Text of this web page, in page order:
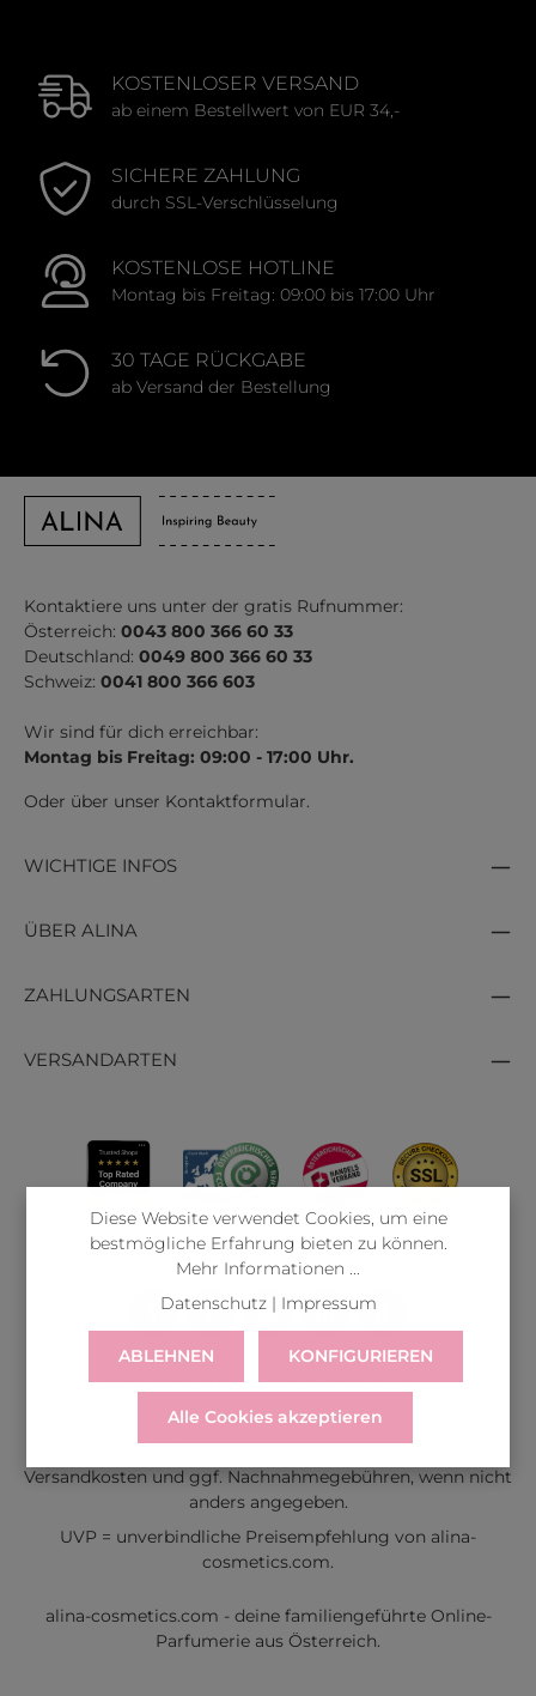
KOSTENLOSER VERSAND
ab einem Bestellwert von EUR 34,-
SICHERE ZAHLUNG
durch SSL-Verschlüsselung
KOSTENLOSE HOTLINE
Montag bis Freitag: 09:00 bis 17:00 Uhr
30 TAGE RÜCKGABE
ab Versand der Bestellung
Kontaktiere uns unter der gratis Rufnummer:
Österreich: 0043 800 366 60 33
Deutschland: 0049 800 366 60 33
Schweiz: 0041 800 366 603
Wir sind für dich erreichbar:
Montag bis Freitag: 09:00 - 17:00 Uhr.
Oder über unser Kontaktformular.
WICHTIGE INFOS
ÜBER ALINA
ZAHLUNGSARTEN
VERSANDARTEN
LIEFERUNGWIDERRUFSERVICE & HILFE
VERTRAG WIDERRUFEN
Versandkosten und ggf. Nachnahmegebühren, wenn nicht
anders angegeben.
UVP = unverbindliche Preisempfehlung von alina-
cosmetics.com.
alina-cosmetics.com - deine familiengeführte Online-
Parfumerie aus Österreich.
Diese Website verwendet Cookies, um eine
bestmögliche Erfahrung bieten zu können.
Mehr Informationen ...
Datenschutz| Impressum
ABLEHNEN KONFIGURIEREN
Alle Cookies akzeptieren